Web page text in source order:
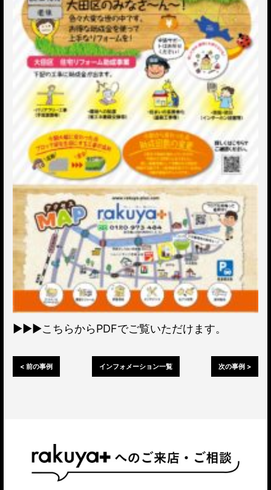
▶︎▶︎▶︎こちらからPDFでご覧いただけます。
< 前の事例 インフォメーション一覧 次の事例 >